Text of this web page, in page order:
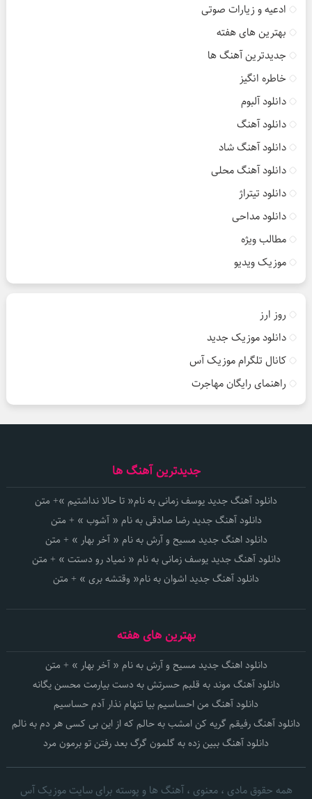
ادعیه و زیارات صوتی
بهترین های هفته
جدیدترین آهنگ ها
خاطره انگیز
دانلود آلبوم
دانلود آهنگ
دانلود آهنگ شاد
دانلود آهنگ محلی
دانلود تیتراژ
دانلود مداحی
مطالب ویژه
موزیک ویدیو
روز ارز
دانلود موزیک جدید
کانال تلگرام موزیک آس
راهنمای رایگان مهاجرت
جدیدترین آهنگ ها
دانلود آهنگ جدید یوسف زمانی به نام« تا حالا نداشتیم »+ متن
دانلود آهنگ جدید رضا صادقی به نام « آشوب » + متن
دانلود اهنگ جدید مسیح و آرش به نام « آخر بهار » + متن
دانلود آهنگ جدید یوسف زمانی به نام « نمیاد رو دستت » + متن
دانلود آهنگ جدید اشوان به نام« وقتشه بری » + متن
بهترین های هفته
دانلود اهنگ جدید مسیح و آرش به نام « آخر بهار » + متن
دانلود آهنگ موند به قلبم حسرتش به دست بیارمت محسن یگانه
دانلود آهنگ من احساسیم بیا تنهام نذار آدم حساسیم
دانلود آهنگ رفیقم گریه کن امشب به حالم که از این بی کسی هر دم به نالم
دانلود آهنگ ببین زده به گلمون گرگ بعد رفتن تو برمون مرد
همه حقوق مادی ، معنوی ، آهنگ ها و پوسته برای سایت موزیک آس